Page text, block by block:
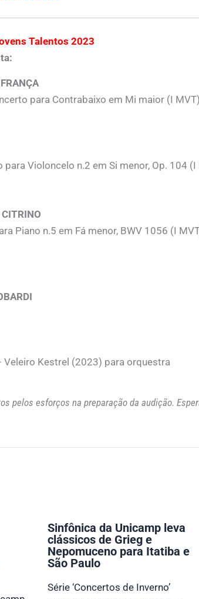
Talentos 2023
para Contrabaixo em Mi maior (I MVT)
para Violoncelo n.2 em Si menor, Op. 104 (I
Piano n.5 em Fá menor, BWV 1056 (I
Veleiro Kestrel (2023) para orquestra
pelos esforços na preparação da audição.
Sinfônica da Unicamp leva
clássicos de Grieg e
Nepomuceno para Itatiba e
São Paulo
Série ‘Concertos de Inverno’